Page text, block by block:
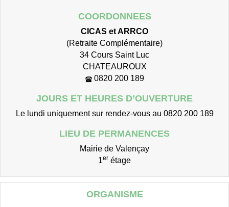
COORDONNEES
CICAS et ARRCO
(Retraite Complémentaire)
34 Cours Saint Luc
CHATEAUROUX
0820 200 189
JOURS ET HEURES D’OUVERTURE
Le lundi uniquement sur rendez-vous au 0820 200 189
LIEU DE PERMANENCES
Mairie de Valençay
1er étage
ORGANISME